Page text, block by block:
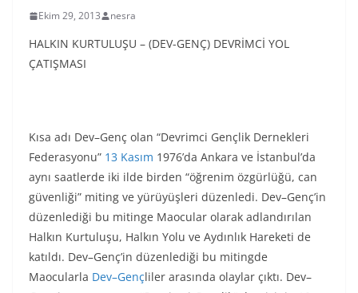
Ekim 29, 2013 nesra
HALKIN KURTULUŞU – (DEV-GENÇ) DEVRİMCİ YOL
ÇATIŞMASI
Kısa adı Dev–Genç olan “Devrimci Gençlik Dernekleri
Federasyonu” 13 Kasım 1976’da Ankara ve İstanbul’da
aynı saatlerde iki ilde birden “öğrenim özgürlüğü, can
güvenliği” miting ve yürüyüşleri düzenledi. Dev–Genç’in
düzenlediği bu mitinge Maocular olarak adlandırılan
Halkın Kurtuluşu, Halkın Yolu ve Aydınlık Hareketi de
katıldı. Dev–Genç’in düzenlediği bu mitingde
Maocularla Dev–Gençliler arasında olaylar çıktı. Dev–